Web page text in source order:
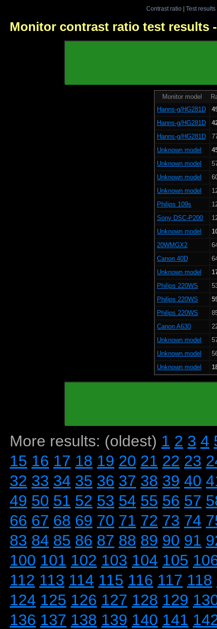
Contrast ratio| Test results
Monitor contrast ratio test results
Monitor model
Hanns-g/HG281D
Hanns-g/HG281D
Hanns-g/HG281D
Unknown model
Unknown model
Unknown model
Unknown model
Philips 109s
Sony DSC-P200
Unknown model
20WMGX2
Canon 40D
Unknown model
Philips 220WS
Philips 220WS
Philips 220WS
Canon A630
Unknown model
Unknown model
Unknown model
More results: (oldest) 1 2 3 4
15 16 17 18 19 20 21 22 23
32 33 34 35 36 37 38 39 40
49 50 51 52 53 54 55 56 57
66 67 68 69 70 71 72 73 74
83 84 85 86 87 88 89 90 91
100 101 102 103 104 105
112 113 114 115 116 117 118
124 125 126 127 128 129
136 137 138 139 140 141